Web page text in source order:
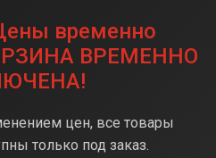
временно
ВРЕМЕННО
цен, все товары
только под заказ.